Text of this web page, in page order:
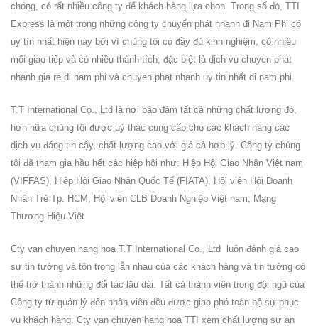
chóng, có rất nhiều công ty để khách hàng lựa chon. Trong số đó, TTI
Express là một trong những công ty chuyển phát nhanh đi Nam Phi có
uy tín nhất hiện nay bởi vì chúng tôi có đầy đủ kinh nghiệm, có nhiều
mối giao tiếp và có nhiều thành tích, đặc biệt là dịch vụ chuyen phat
nhanh gia re di nam phi và chuyen phat nhanh uy tin nhất di nam phi.
T.T International Co., Ltd là nơi bảo đảm tất cả những chất lượng đó,
hơn nữa chúng tôi được uỷ thác cung cấp cho các khách hàng các
dịch vụ đáng tin cậy, chất lượng cao với giá cả hợp lý. Công ty chúng
tôi đã tham gia hầu hết các hiệp hội như: Hiệp Hội Giao Nhận Việt nam
(VIFFAS), Hiệp Hội Giao Nhận Quốc Tế (FIATA), Hội viên Hội Doanh
Nhân Trẻ Tp. HCM, Hội viên CLB Doanh Nghiệp Việt nam, Mạng
Thương Hiệu Việt
Cty van chuyen hang hoa T.T International Co., Ltd luôn đánh giá cao
sự tin tưởng và tôn trọng lẫn nhau của các khách hàng và tin tưởng có
thể trở thành những đối tác lâu dài. Tất cả thành viên trong đội ngũ của
Công ty từ quản lý đến nhân viên đều được giao phó toàn bộ sự phục
vụ khách hàng. Cty van chuyen hang hoa TTI xem chất lượng sự an